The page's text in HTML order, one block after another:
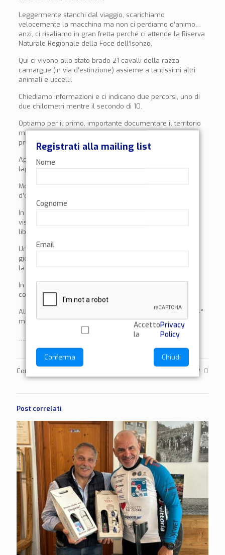
Leggermente stanchi dal viaggio, scarichiamo
velocemente la macchina ma non ci perdiamo d’animo…
anzi, ci risaliamo in gran fretta perché ci attende la Riserva
Naturale Regionale della Foce dell’Isonzo.
Qui ci vivono allo stato brado 21 cavalli della razza
camargue (in via d’estinzione) assieme a tantissimi altri
animali e uccelli.
Chiediamo informazioni e ci indicano due percorsi, uno di
due chilometri mentre il secondo di 10.
Optiamo per il primo, importante documentare il territorio
ma altrettanto importante mantenere le energie per il
primo giorno di cammino.
Appena ci incamminiamo non tarda a farsi sentire la
laguna, con i suoi rumori tipici della zona.
Molti i punti di osservazione in cui mantenere il silenzio è
d’obbligo per non disturbare gli animali.
In lontananza scorgiamo, finalmente dopo tanto tempo
visti solo in fotografia, i bellissimi esemplari in totale
libertà con i propri puledrini.
Una visita importante, che mi ha riempito il cuore, nel
giorno “zero” del cammino, che ha valorizzato il silenzio,
la tranquillità e l’ascolto.
In serata una piacevolissima cena con amici e pronti a
coricarci, per riposare.
All’indomani, ci attendono i primi 11 chilometri di questo 4°
mio cammino, la Via Postumia.
…..stay tuned!!!
Condividi 0
Post correlati
Registrati alla mailing list
Nome
Cognome
Email
Accetto
la
Privacy
Policy
Conferma Chiudi